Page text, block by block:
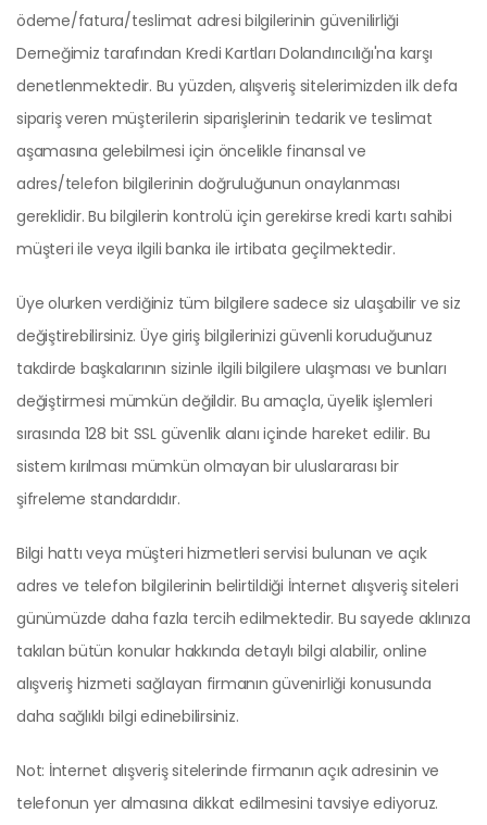
ödeme/fatura/teslimat adresi bilgilerinin güvenilirliği
Derneğimiz tarafından Kredi Kartları Dolandırıcılığı'na karşı
denetlenmektedir. Bu yüzden, alışveriş sitelerimizden ilk defa
sipariş veren müşterilerin siparişlerinin tedarik ve teslimat
aşamasına gelebilmesi için öncelikle finansal ve
adres/telefon bilgilerinin doğruluğunun onaylanması
gereklidir. Bu bilgilerin kontrolü için gerekirse kredi kartı sahibi
müşteri ile veya ilgili banka ile irtibata geçilmektedir.
Üye olurken verdiğiniz tüm bilgilere sadece siz ulaşabilir ve siz
değiştirebilirsiniz. Üye giriş bilgilerinizi güvenli koruduğunuz
takdirde başkalarının sizinle ilgili bilgilere ulaşması ve bunları
değiştirmesi mümkün değildir. Bu amaçla, üyelik işlemleri
sırasında 128 bit SSL güvenlik alanı içinde hareket edilir. Bu
sistem kırılması mümkün olmayan bir uluslararası bir
şifreleme standardıdır.
Bilgi hattı veya müşteri hizmetleri servisi bulunan ve açık
adres ve telefon bilgilerinin belirtildiği İnternet alışveriş siteleri
günümüzde daha fazla tercih edilmektedir. Bu sayede aklınıza
takılan bütün konular hakkında detaylı bilgi alabilir, online
alışveriş hizmeti sağlayan firmanın güvenirliği konusunda
daha sağlıklı bilgi edinebilirsiniz.
Not: İnternet alışveriş sitelerinde firmanın açık adresinin ve
telefonun yer almasına dikkat edilmesini tavsiye ediyoruz.